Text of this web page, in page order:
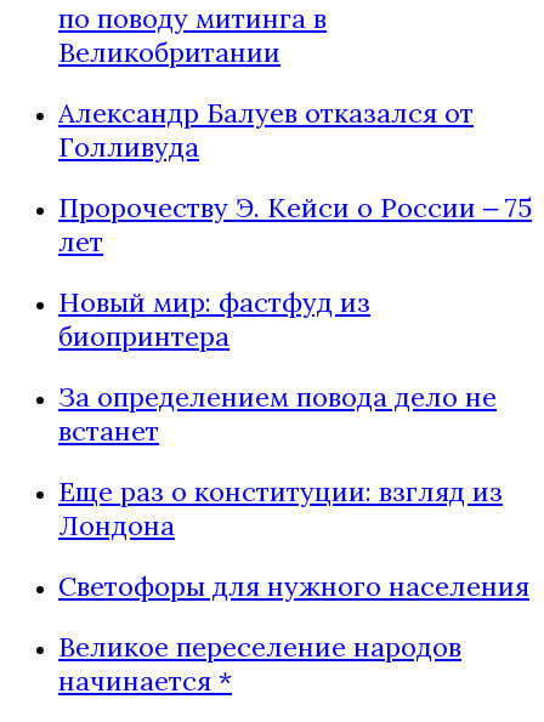
по поводу митинга в
Великобритании
Александр Балуев отказался от
Голливуда
Пророчеству Э. Кейси о России ‒ 75
лет
Новый мир: фастфуд из
биопринтера
За определением повода дело не
встанет
Еще раз о конституции: взгляд из
Лондона
Светофоры для нужного населения
Великое переселение народов
начинается *